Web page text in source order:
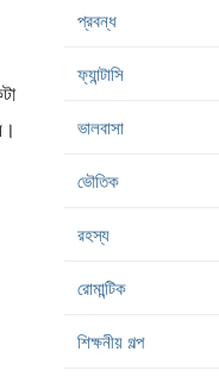
প্রবন্ধ
ফ্যান্টাসি
ভালবাসা
ভৌতিক
রহস্য
রোমান্টিক
শিক্ষনীয় গল্প